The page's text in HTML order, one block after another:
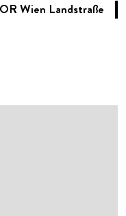
Wien Landstraße